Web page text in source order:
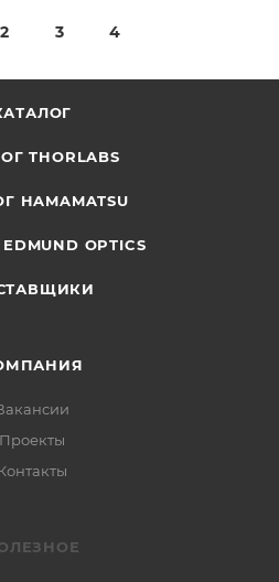
2 3 4
THORLABS
HAMAMATSU
OPTICS
Проекты